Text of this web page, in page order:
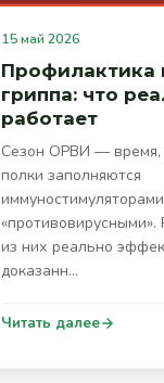
15 май 2026
Профилактика
гриппа: что
работает
Сезон ОРВИ — время,
полки заполняются
«противовирусными».
из них реально
доказанн…
Читать далее